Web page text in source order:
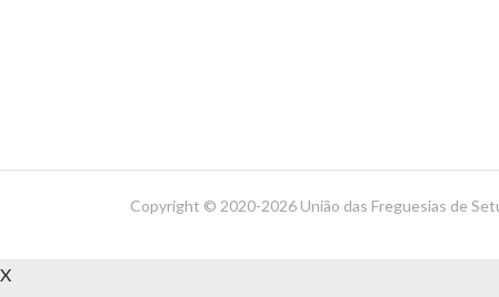
Copyright © 2020-2026 União das Freguesias de
X